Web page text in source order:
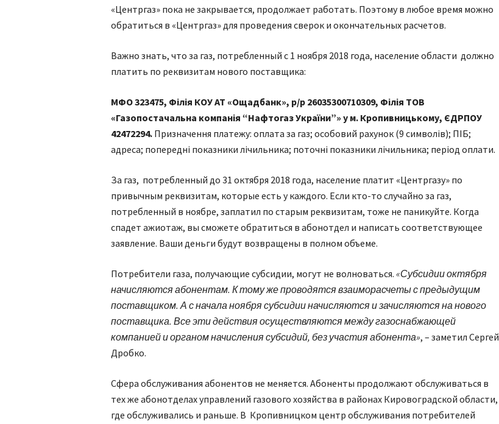
«Центргаз» пока не закрывается, продолжает работать. Поэтому в любое время можно
обратиться в «Центргаз» для проведения сверок и окончательных расчетов.
Важно знать, что за газ, потребленный с 1 ноября 2018 года, население области должно
платить по реквизитам нового поставщика:
МФО 323475, Філія КОУ АТ «Ощадбанк», р/р 26035300710309, Філія ТОВ
«Газопостачальна компанія “Нафтогаз України”» у м. Кропивницькому, ЄДРПОУ
42472294. Призначення платежу: оплата за газ; особовий рахунок (9 символів); ПІБ;
адреса; попередні показники лічильника; поточні показники лічильника; період оплати.
За газ, потребленный до 31 октября 2018 года, население платит «Центргазу» по
привычным реквизитам, которые есть у каждого. Если кто-то случайно за газ,
потребленный в ноябре, заплатил по старым реквизитам, тоже не паникуйте. Когда
спадет ажиотаж, вы сможете обратиться в абонотдел и написать соответствующее
заявление. Ваши деньги будут возвращены в полном объеме.
Потребители газа, получающие субсидии, могут не волноваться. «Субсидии октября
начисляются абонентам. К тому же проводятся взаиморасчеты с предыдущим
поставщиком. А с начала ноября субсидии начисляются и зачисляются на нового
поставщика. Все эти действия осуществляются между газоснабжающей
компанией и органом начисления субсидий, без участия абонента», – заметил Сергей
Дробко.
Сфера обслуживания абонентов не меняется. Абоненты продолжают обслуживаться в
тех же абонотделах управлений газового хозяйства в районах Кировоградской области,
где обслуживались и раньше. В Кропивницком центр обслуживания потребителей